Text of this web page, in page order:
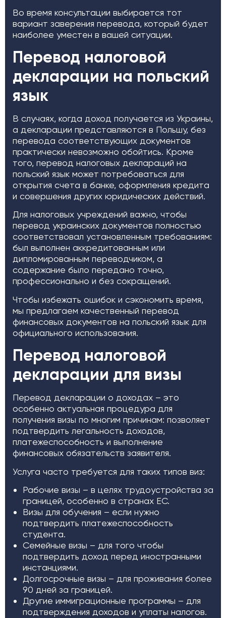
Во время консультации выбирается тот
вариант заверения перевода, который будет
наиболее уместен в вашей ситуации.
Перевод налоговой
декларации на польский
язык
В случаях, когда доход получается из Украины,
а декларации представляются в Польшу, без
перевода соответствующих документов
практически невозможно обойтись. Кроме
того, перевод налоговых деклараций на
польский язык может потребоваться для
открытия счета в банке, оформления кредита
и совершения других юридических действий.
Для налоговых учреждений важно, чтобы
перевод украинских документов полностью
соответствовал установленным требованиям:
был выполнен аккредитованным или
дипломированным переводчиком, а
содержание было передано точно,
профессионально и без сокращений.
Чтобы избежать ошибок и сэкономить время,
мы предлагаем качественный перевод
финансовых документов на польский язык для
официального использования.
Перевод налоговой
декларации для визы
Перевод декларации о доходах – это
особенно актуальная процедура для
получения визы по многим причинам: позволяет
подтвердить легальность доходов,
платежеспособность и выполнение
финансовых обязательств заявителя.
Услуга часто требуется для таких типов виз:
Рабочие визы – в целях трудоустройства за
границей, особенно в странах ЕС.
Визы для обучения – если нужно
подтвердить платежеспособность
студента.
Семейные визы – для того чтобы
подтвердить доход перед иностранными
инстанциями.
Долгосрочные визы – для проживания более
90 дней за границей.
Другие иммиграционные программы – для
подтверждения доходов и уплаты налогов.